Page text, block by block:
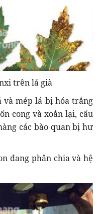
trên lá già
mép lá bị hóa trắng
cong và xoắn lại, cấu
các bào quan bị hư
đang phân chia và hệ